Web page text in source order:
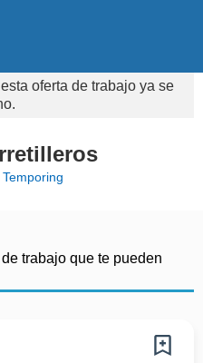
oferta de trabajo ya se
trabajo que te pueden